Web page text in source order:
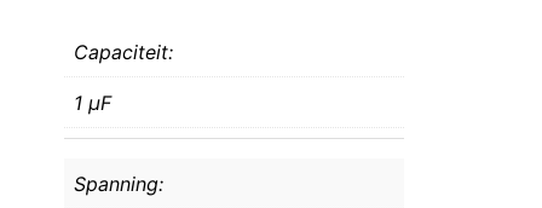
Capaciteit:
1 μF
Spanning: